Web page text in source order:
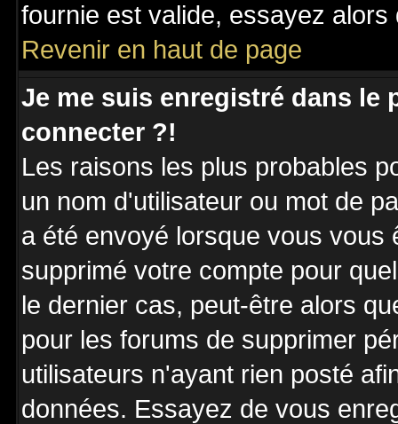
fournie est valide, essayez
Revenir en haut de page
Je me suis enregistré dans le
connecter ?!
Les raisons les plus probables
un nom d'utilisateur ou mot de
a été envoyé lorsque vous
supprimé votre compte pour
le dernier cas, peut-être alors
pour les forums de supprimer
utilisateurs n'ayant rien posté
données. Essayez de vous